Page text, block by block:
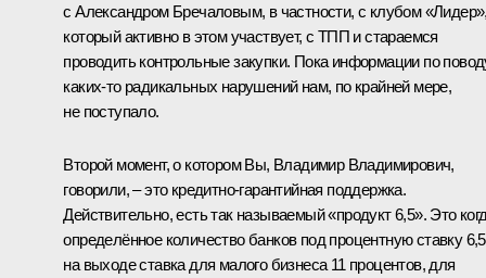
с Александром Бречаловым, в частности, с клубом
который активно в этом участвует, с ТПП и стараемся
проводить контрольные закупки. Пока информации по
каких‑то радикальных нарушений нам, по крайней мере,
не поступало.
Второй момент, о котором Вы, Владимир Владимирович,
говорили, – это кредитно-гарантийная поддержка.
Действительно, есть так называемый «продукт 6,5». Это
определённое количество банков под процентную ставку
на выходе ставка для малого бизнеса 11 процентов, для